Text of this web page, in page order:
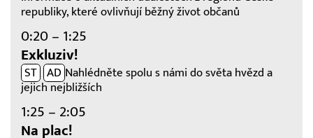
republiky, které ovlivňují běžný život občanů
0:20 – 1:25
Exkluziv!
ST AD Nahlédněte spolu s námi do světa hvězd a
jejich nejbližších
1:25 – 2:05
Na plac!